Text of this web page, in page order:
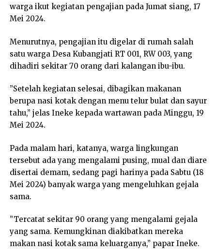
warga ikut kegiatan pengajian pada Jumat siang, 17
Mei 2024.
Menurutnya, pengajian itu digelar di rumah salah
satu warga Desa Kubangjati RT 001, RW 003, yang
dihadiri sekitar 70 orang dari kalangan ibu-ibu.
”Setelah kegiatan selesai, dibagikan makanan
berupa nasi kotak dengan menu telur bulat dan sayur
tahu,” jelas Ineke kepada wartawan pada Minggu, 19
Mei 2024.
Pada malam hari, katanya, warga lingkungan
tersebut ada yang mengalami pusing, mual dan diare
disertai demam, sedang pagi harinya pada Sabtu (18
Mei 2024) banyak warga yang mengeluhkan gejala
sama.
”Tercatat sekitar 90 orang yang mengalami gejala
yang sama. Kemungkinan diakibatkan mereka
makan nasi kotak sama keluarganya,” papar Ineke.